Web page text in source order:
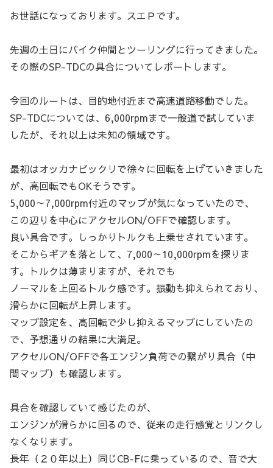
お世話になっております。スエＰです。
先週の土日にバイク仲間とツーリングに行ってきました。
その際のSP-TDCの具合についてレポートします。
今回のルートは、目的地付近まで高速道路移動でした。
SP-TDCについては、6,000rpmまで一般道で試していま
したが、それ以上は未知の領域です。
最初はオッカナビックリで徐々に回転を上げていきました
が、高回転でもOKそうです。
5,000～7,000rpm付近のマップが気になっていたので、
この辺りを中心にアクセルON/OFFで確認します。
良い具合です。しっかりトルクも上乗せされています。
そこからギアを落として、7,000～10,000rpmを探りま
す。トルクは薄まりますが、それでも
ノーマルを上回るトルク感です。振動も抑えられており、
滑らかに回転が上昇します。
マップ設定を、高回転で少し抑えるマップにしていたの
で、予想通りの結果に大満足。
アクセルON/OFFで各エンジン負荷での繋がり具合（中
間マップ）も確認します。
具合を確認していて感じたのが、
エンジンが滑らかに回るので、従来の走行感覚とリンクし
なくなります。
長年（２０年以上）同じCB-Fに乗っているので、音で大